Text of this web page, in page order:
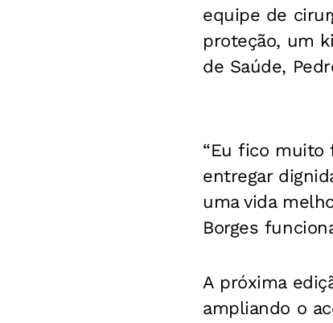
equipe de
proteção, um
de Saúde,
“Eu fico muito
entregar
uma vida
Borges
A próxima
ampliando o